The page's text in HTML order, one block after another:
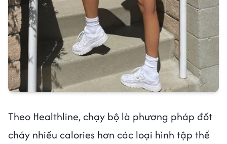
Theo Healthline, chạy bộ là phương pháp đốt
cháy nhiều calories hơn các loại hình tập thể